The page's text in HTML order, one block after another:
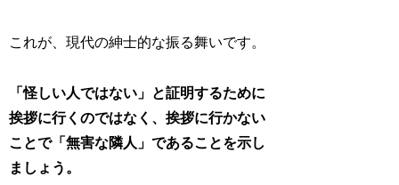
これが、現代の紳士的な振る舞いです。
「怪しい人ではない」と証明するために
挨拶に行くのではなく、挨拶に行かない
ことで「無害な隣人」であることを示し
ましょう。